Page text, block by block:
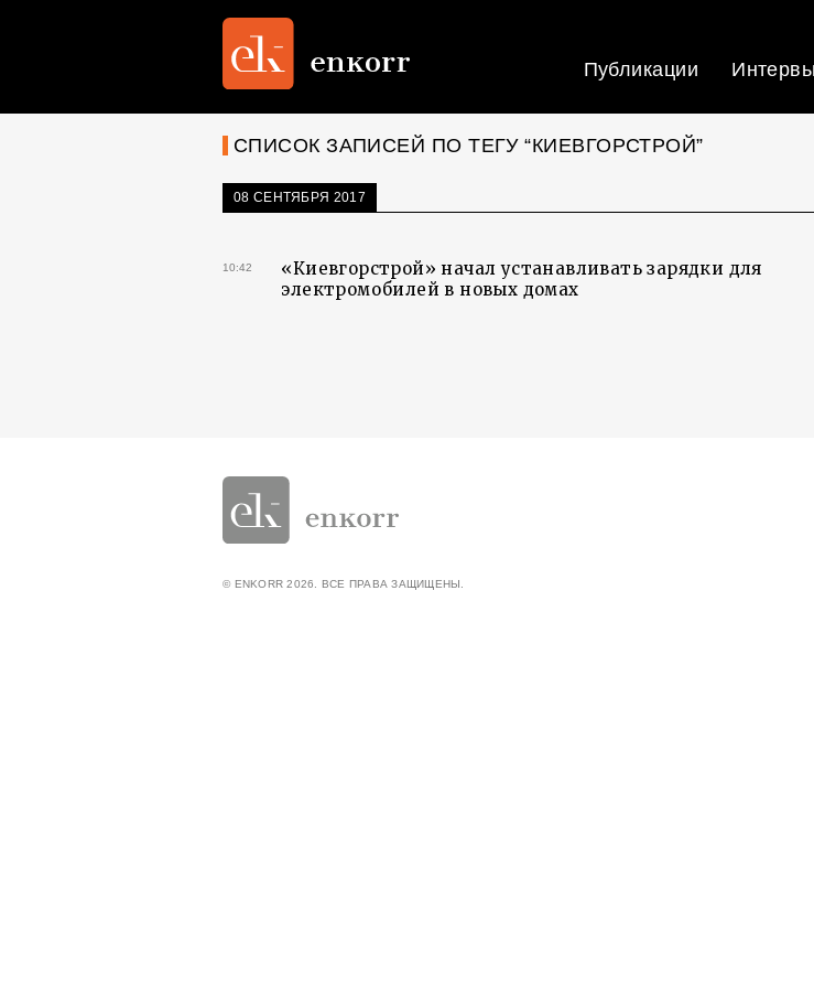
Публикации
СПИСОК ЗАПИСЕЙ ПО ТЕГУ “КИЕВГОРСТРОЙ”
08 СЕНТЯБРЯ 2017
10:42
«Киевгорстрой» начал устанавливать зарядки для
электромобилей в новых домах
© ENKORR 2026. ВСЕ ПРАВА ЗАЩИЩЕНЫ.